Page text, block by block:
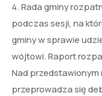
4. Rada gminy
podczas sesji, na
gminy w sprawie
wójtowi. Raport
Nad
przeprowadza się